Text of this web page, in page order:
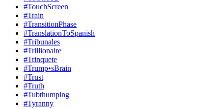
#TouchScreen
#Train
#TransitionPhase
#TranslationToSpanish
#Tribunales
#Trillionaire
#Trinquete
#Trump•sBrain
#Trust
#Truth
#Tubthumping
#Tyranny